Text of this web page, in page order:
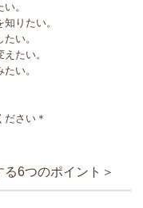
。
りたい。
い。
たい。
い。
ださい＊
6つのポイント＞